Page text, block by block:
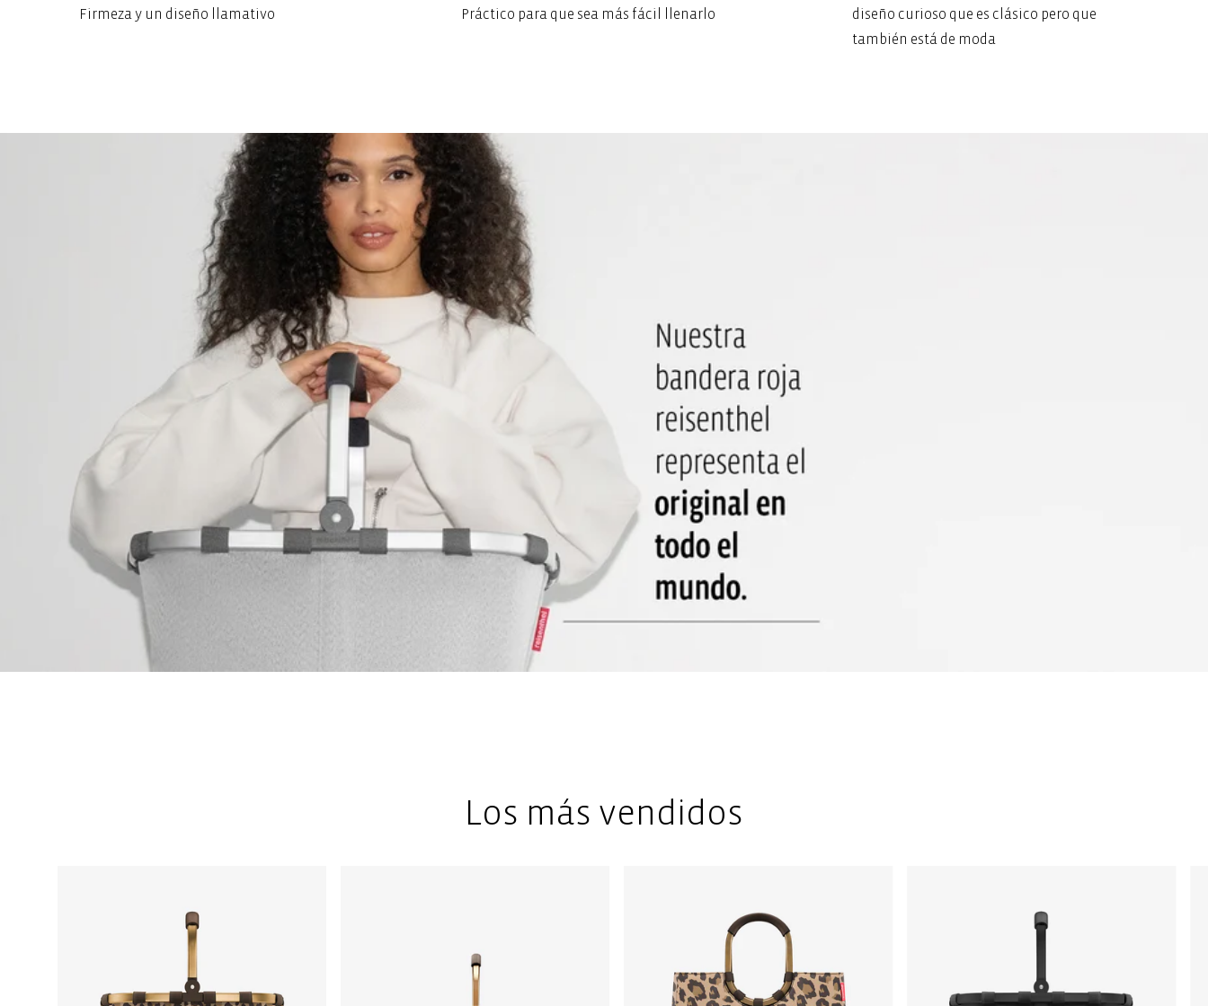
Firmeza y un diseño llamativo
Práctico para que sea más fácil llenarlo
diseño curioso que es clásico pero que
también está de moda
Los más vendidos